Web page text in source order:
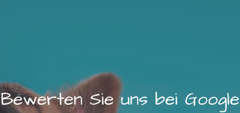
Bewerten Sie uns bei Google